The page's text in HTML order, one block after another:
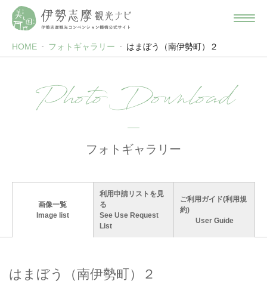
HOME フォトギャラリー はまぼう（南伊勢町）２
Photo Download
フォトギャラリー
画像一覧
Image list
利用申請リストを見
る
See Use Request
List
ご利用ガイド(利用規
約)
User Guide
はまぼう（南伊勢町）２